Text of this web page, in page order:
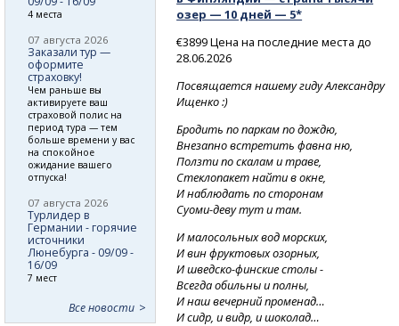
озер — 10 дней — 5*
€3899 Цена на последние места до
28.06.2026
Посвящается нашему гиду Александру
Ищенко :)
Бродить по паркам по дождю,
Внезапно встретить фавна ню,
Ползти по скалам и траве,
Стеклопакет найти в окне,
И наблюдать по сторонам
Суоми-девутут и там.
И малосольных вод морских,
И вин фруктовых озорных,
И шведско-финскиестолы -
Всегда обильны и полны,
И наш вечерний променад…
И сидр, и видр, и шоколад…
4 места
07 августа 2026
Заказали тур —
оформите
страховку!
Чем раньше вы
активируете ваш
страховой полис на
период тура — тем
больше времени у вас
на спокойное
ожидание вашего
отпуска!
07 августа 2026
Турлидер в
Германии - горячие
источники
Люнебурга - 09/09 -
16/09
7 мест
Все новости